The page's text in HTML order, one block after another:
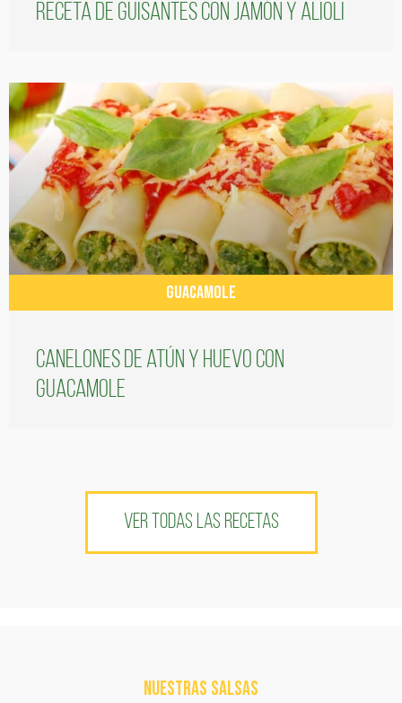
Receta de guisantes con jamón y alioli
GUACAMOLE
Canelones de atún y huevo con
guacamole
VER TODAS LAS RECETAS
NUESTRAS SALSAS